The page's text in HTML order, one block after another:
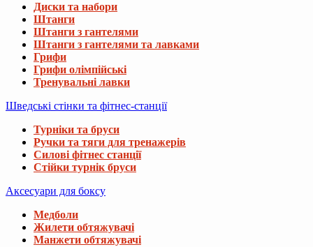
Диски та набори
Штанги
Штанги з гантелями
Штанги з гантелями та лавками
Грифи
Грифи олімпійські
Тренувальні лавки
Шведські стінки та фітнес-станції
Турніки та бруси
Ручки та тяги для тренажерів
Силові фітнес станції
Стійки турнік бруси
Аксесуари для боксу
Медболи
Жилети обтяжувачі
Манжети обтяжувачі